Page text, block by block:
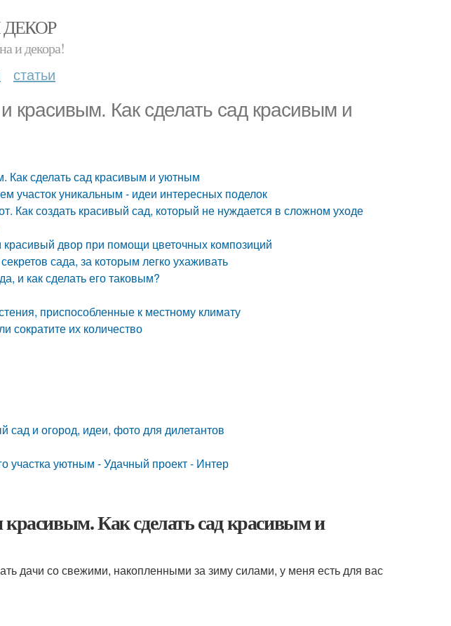
и декора!
статьи
красивым. Как сделать сад красивым и
Как сделать сад красивым и уютным
участок уникальным - идеи интересных поделок
Как создать красивый сад, который не нуждается в сложном уходе
двор при помощи цветочных композиций
сада, за которым легко ухаживать
и как сделать его таковым?
приспособленные к местному климату
сократите их количество
сад и огород, идеи, фото для дилетантов
участка уютным - Удачный проект - Интер
Как сделать сад красивым и
дачи со свежими, накопленными за зиму силами, у меня есть для вас